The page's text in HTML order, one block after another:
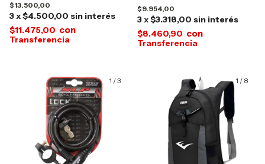
$13.500,00
3x$4.500,00 sin interés
$11.475,00 con
$9.954,00
3x$3.318,00 sin interés
$8.460,90 con
1 /3 1 / 8